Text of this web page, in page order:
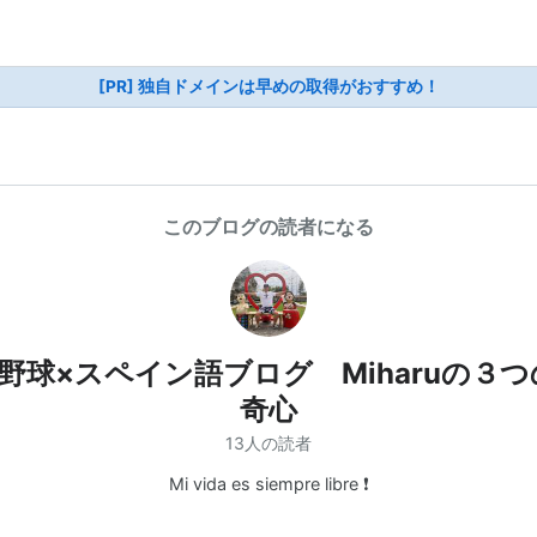
[PR] 独自ドメインは早めの取得がおすすめ！
このブログの読者になる
球×スペイン語ブログ Miharuの３つ
奇心
13人の読者
Mi vida es siempre libre ❗